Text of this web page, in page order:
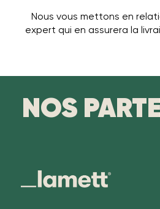
Nous vous mettons en
expert qui en assurera la
NOS